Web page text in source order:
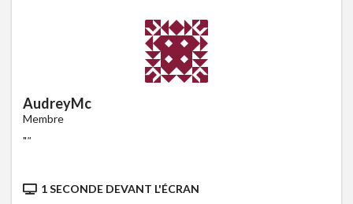
AudreyMc
Membre
""
1 SECONDE DEVANT L'ÉCRAN